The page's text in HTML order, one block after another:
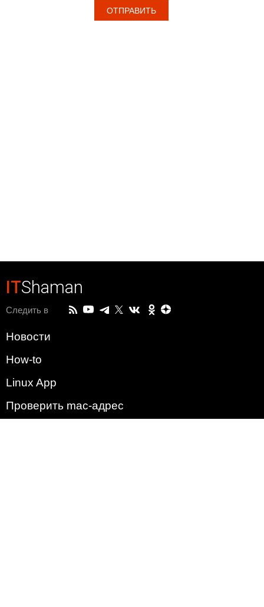
ITShaman
Следить в
Новости
How-to
Linux App
Проверить mac-адрес